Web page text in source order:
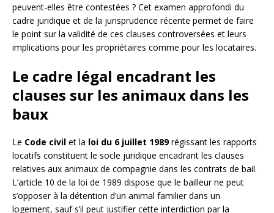
peuvent-elles être contestées ? Cet examen approfondi du
cadre juridique et de la jurisprudence récente permet de faire
le point sur la validité de ces clauses controversées et leurs
implications pour les propriétaires comme pour les locataires.
Le cadre légal encadrant les
clauses sur les animaux dans les
baux
Le Code civil et la loi du 6 juillet 1989régissant les rapports
locatifs constituent le socle juridique encadrant les clauses
relatives aux animaux de compagnie dans les contrats de bail.
L’article 10 de la loi de 1989 dispose que le bailleur ne peut
s’opposer à la détention d’un animal familier dans un
logement, sauf s’il peut justifier cette interdiction par la